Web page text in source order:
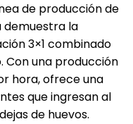
de producción de
demuestra la
3×1 combinado
Con una producción
hora, ofrece una
que ingresan al
de huevos.